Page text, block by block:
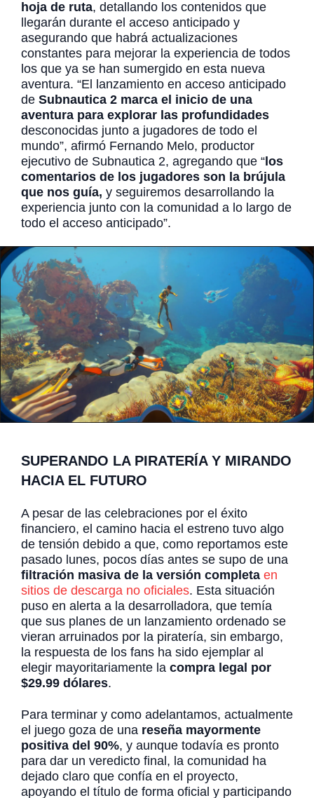
hoja de ruta, detallando los contenidos que
llegarán durante el acceso anticipado y
asegurando que habrá actualizaciones
constantes para mejorar la experiencia de todos
los que ya se han sumergido en esta nueva
aventura. “El lanzamiento en acceso anticipado
de Subnautica 2 marca el inicio de una
aventura para explorar las profundidades
desconocidas junto a jugadores de todo el
mundo”, afirmó Fernando Melo, productor
ejecutivo de Subnautica 2, agregando que “los
comentarios de los jugadores son la brújula
que nos guía, y seguiremos desarrollando la
experiencia junto con la comunidad a lo largo de
todo el acceso anticipado”.
SUPERANDO LA PIRATERÍA Y MIRANDO
HACIA EL FUTURO
A pesar de las celebraciones por el éxito
financiero, el camino hacia el estreno tuvo algo
de tensión debido a que, como reportamos este
pasado lunes, pocos días antes se supo de una
filtración masiva de la versión completa en
sitios de descarga no oficiales. Esta situación
puso en alerta a la desarrolladora, que temía
que sus planes de un lanzamiento ordenado se
vieran arruinados por la piratería, sin embargo,
la respuesta de los fans ha sido ejemplar al
elegir mayoritariamente la compra legal por
$29.99 dólares.
Para terminar y como adelantamos, actualmente
el juego goza de una reseña mayormente
positiva del 90%, y aunque todavía es pronto
para dar un veredicto final, la comunidad ha
dejado claro que confía en el proyecto,
apoyando el título de forma oficial y participando